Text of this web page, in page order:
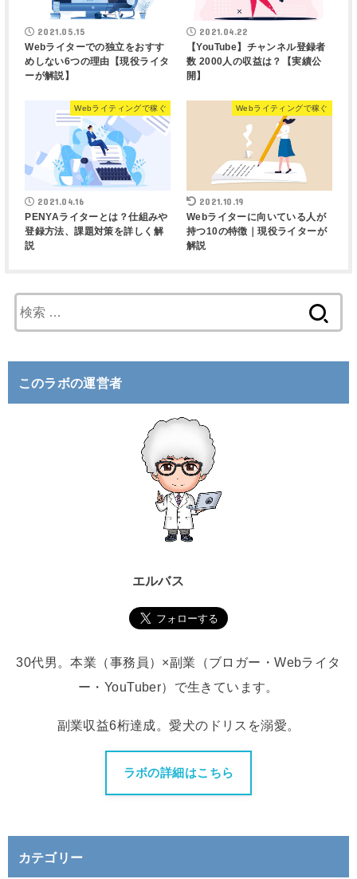
2021.05.15
Webライターでの独立をおすす
めしない6つの理由【現役ライタ
ーが解説】
2021.04.22
【YouTube】チャンネル登録者
数 2000人の収益は？【実績公
開】
Webライティングで稼ぐ
2021.04.16
PENYAライターとは？仕組みや
登録方法、課題対策を詳しく解
説
Webライティングで稼ぐ
2021.10.19
Webライターに向いている人が
持つ10の特徴｜現役ライターが
解説
索
このラボの運営者
エルバス
30代男。本業（事務員）×副業（ブロガー・Webライタ
ー・YouTuber）で生きています。
副業収益6桁達成。愛犬のドリスを溺愛。
ラボの詳細はこちら
カテゴリー